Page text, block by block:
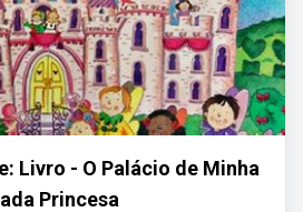
Livro - O Palácio de Minha
Princesa